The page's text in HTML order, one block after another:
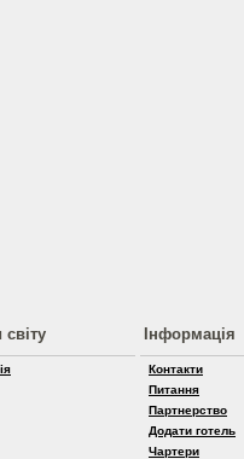
світу Інформація
Контакти
Питання
Партнерство
Додати готель
Чартери